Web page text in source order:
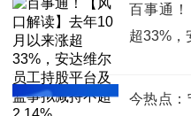
百事通
超33%，
今热点：